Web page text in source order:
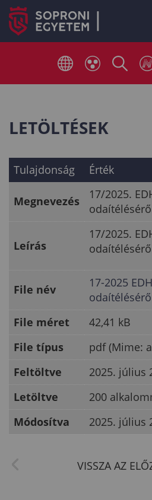
LETÖLTÉSEK
Tulajdonság Érték
Megnevezés
17/2025.
Leírás
17/2025.
File név
17-2025
File méret
42,41 kB
File típus
pdf (Mime:
Feltöltve
2025. július
Letöltve
200
Módosítva
2025. július